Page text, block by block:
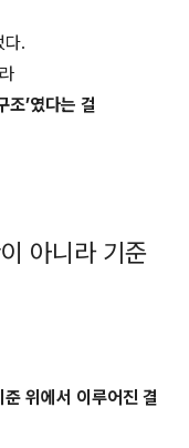
다.
조’였다는 걸
아니라 기준
위에서 이루어진 결